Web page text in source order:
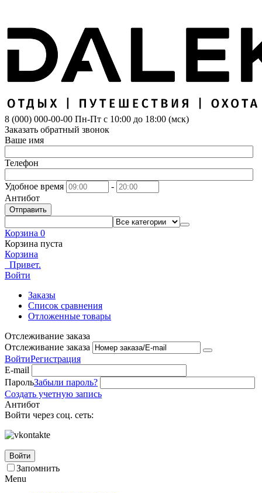
8 (000) 000-00-00 Пн-Пт с 10:00 до 18:00 (мск)
Заказать обратный звонок
Ваше имя
Телефон
Удобное время
-
Антибот
Отправить
Корзина 0
Корзина пуста
Корзина
Привет.
Войти
Заказы
Список сравнения
Отложенные товары
Отслеживание заказа
Отслеживание заказа
ВойтиРегистрация
E-mail
ПарольЗабыли пароль?
Создать учетную запись
Антибот
Войти через соц. сеть:
Войти
Запомнить
Menu